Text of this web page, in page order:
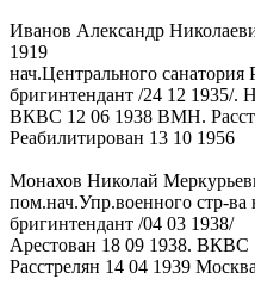
Иванов Александр
1919
нач.Центрального
бригинтендант /24 12 1935/.
ВКВС 12 06 1938 ВМН.
Реабилитирован 13 10 1956
Монахов Николай
пом.нач.Упр.военного стр-ва
бригинтендант /04 03 1938/
Арестован 18 09 1938.
Расстрелян 14 04 1939